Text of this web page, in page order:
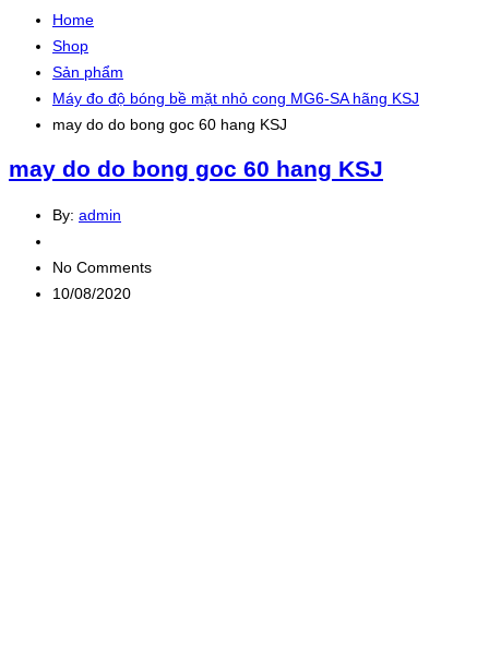
Home
Shop
Sản phẩm
Máy đo độ bóng bề mặt nhỏ cong MG6-SA hãng KSJ
may do do bong goc 60 hang KSJ
may do do bong goc 60 hang KSJ
By: admin
No Comments
10/08/2020